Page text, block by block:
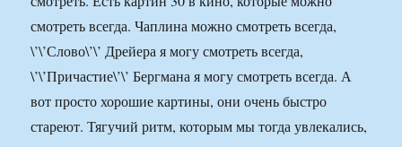
смотреть всегда. Чаплина можно смотреть всегда,
\’\’Слово\’\’ Дрейера я могу смотреть всегда,
\’\’Причастие\’\’ Бергмана я могу смотреть всегда. А
вот просто хорошие картины, они очень быстро
стареют. Тягучий ритм, которым мы тогда увлекались,